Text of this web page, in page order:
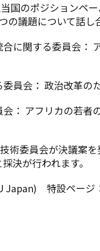
国のポジションペ
議題について話し
に関する委員会：
員会： 政治改革の
： アフリカの若者
術委員会が決議案
決が行われます。
Japan) 特設ページ